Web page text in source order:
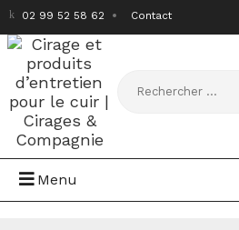
02 99 52 58 62 Contact
Menu